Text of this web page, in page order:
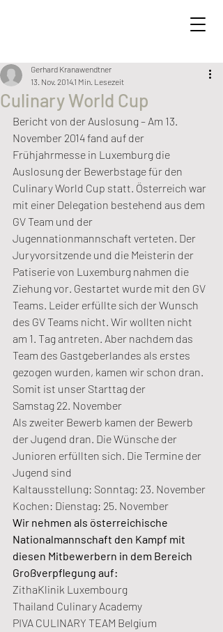
Culinary World Cup
Gerhard Kranawendtner
13. Nov. 20141 Min. Lesezeit
Bericht von der Auslosung – Am 13.
November 2014 fand auf der
Frühjahrmesse in Luxemburg die
Auslosung der Bewerbstage für den
Culinary World Cup statt. Österreich war
mit einer Delegation bestehend aus dem
GV Team und der
Jugennationmannschaft verteten. Der
Juryvorsitzende und die Meisterin der
Patiserie von Luxemburg nahmen die
Ziehung vor. Gestartet wurde mit den GV
Teams. Leider erfüllte sich der Wunsch
des GV Teams nicht. Wir wollten nicht
am 1. Tag antreten. Aber nachdem das
Team des Gastgeberlandes als erstes
gezogen wurden, kamen wir schon dran.
Somit ist unser Starttag der
Samstag 22. November
Als zweiter Bewerb kamen der Bewerb
der Jugend dran. Die Wünsche der
Junioren erfüllten sich. Die Termine der
Jugend sind
Kaltausstellung: Sonntag: 23. November
Kochen: Dienstag: 25. November
Wir nehmen als österreichische
Nationalmannschaft den Kampf mit
diesen Mitbewerbern in dem Bereich
Großverpflegung auf:
ZithaKlinik Luxembourg
Thailand Culinary Academy
PIVA CULINARY TEAM Belgium